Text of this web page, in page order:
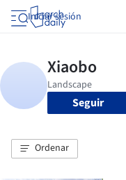
Iniciar sesión
Seguir
Ordenar